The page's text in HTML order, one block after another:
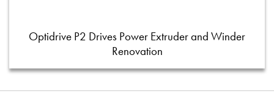
Optidrive P2 Drives Power Extruder and Winder
Renovation